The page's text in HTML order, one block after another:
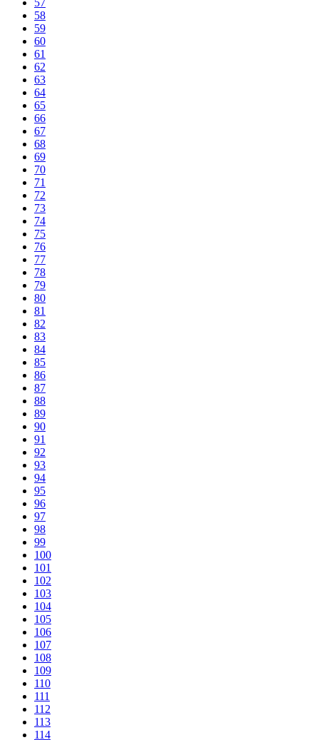
57
58
59
60
61
62
63
64
65
66
67
68
69
70
71
72
73
74
75
76
77
78
79
80
81
82
83
84
85
86
87
88
89
90
91
92
93
94
95
96
97
98
99
100
101
102
103
104
105
106
107
108
109
110
111
112
113
114